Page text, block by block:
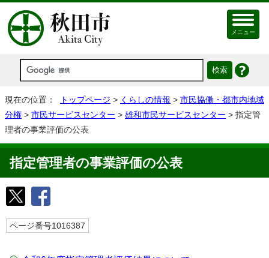
メニュー
現在の位置： トップページ > くらしの情報 > 市民協働・都市内地域
分権 > 市民サービスセンター > 雄和市民サービスセンター > 指定管
理者の事業評価の公表
指定管理者の事業評価の公表
ページ番号1016387